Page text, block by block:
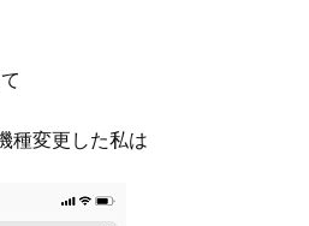
種変更した私は